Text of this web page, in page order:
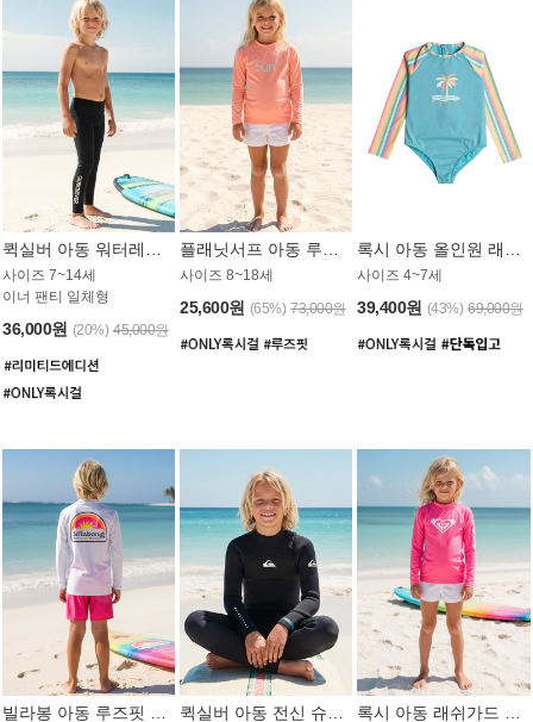
사이즈 7~14세
이너 팬티 일체형
36,000원 (20%) 45,000원
사이즈 8~18세
25,600원 (65%) 73,000원
사이즈 4~7세
39,400원 (43%) 69,000원